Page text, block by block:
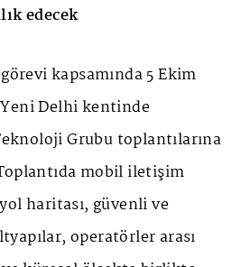
edecek
kapsamında 5 Ekim
Delhi kentinde
Grubu toplantılarına
mobil iletişim
haritası, güvenli ve
operatörler arası